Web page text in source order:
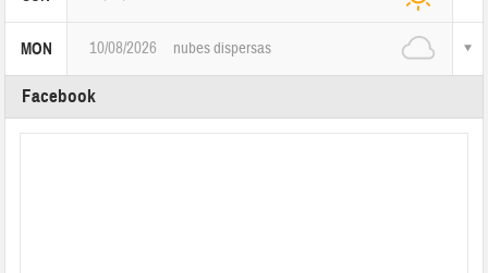
MON 10/08/2026 nubes dispersas
Facebook